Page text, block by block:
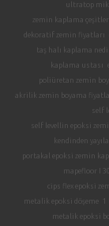
ultratop
zemin kaplama
dekoratif zemin fiyatları
taş halı kaplama nedir
kaplama ustası
poliüretan zemin
akrilik zemin boyama
self
self levellin epoksi
kendinden
portakal epoksi zemin
mapefloor I
cips flex epoksi
metalik epoksi döşeme
metalik epoksi